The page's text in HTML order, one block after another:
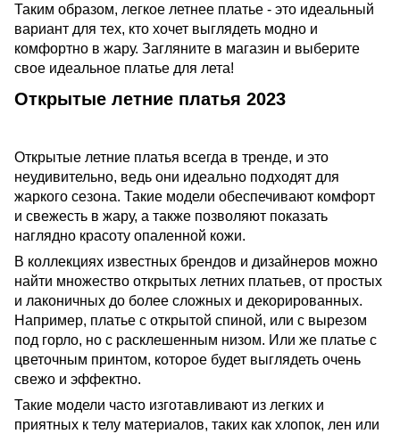
Таким образом, легкое летнее платье - это идеальный
вариант для тех, кто хочет выглядеть модно и
комфортно в жару. Загляните в магазин и выберите
свое идеальное платье для лета!
Открытые летние платья 2023
Открытые летние платья всегда в тренде, и это
неудивительно, ведь они идеально подходят для
жаркого сезона. Такие модели обеспечивают комфорт
и свежесть в жару, а также позволяют показать
наглядно красоту опаленной кожи.
В коллекциях известных брендов и дизайнеров можно
найти множество открытых летних платьев, от простых
и лаконичных до более сложных и декорированных.
Например, платье с открытой спиной, или с вырезом
под горло, но с расклешенным низом. Или же платье с
цветочным принтом, которое будет выглядеть очень
свежо и эффектно.
Такие модели часто изготавливают из легких и
приятных к телу материалов, таких как хлопок, лен или